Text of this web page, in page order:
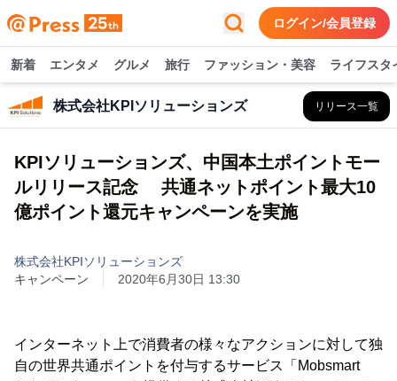
ログイン/会員登録
新着 エンタメ グルメ 旅行 ファッション・美容 ライフスタ
株式会社KPIソリューションズ リリース一覧
KPIソリューションズ、中国本土ポイントモー
ルリリース記念 共通ネットポイント最大10
億ポイント還元キャンペーンを実施
株式会社KPIソリューションズ
キャンペーン
2020年6月30日 13:30
インターネット上で消費者の様々なアクションに対して独
自の世界共通ポイントを付与するサービス「Mobsmart